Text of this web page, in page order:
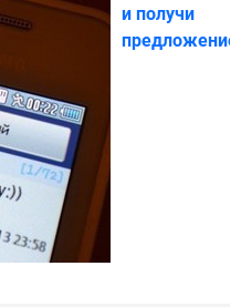
и получи
предложение